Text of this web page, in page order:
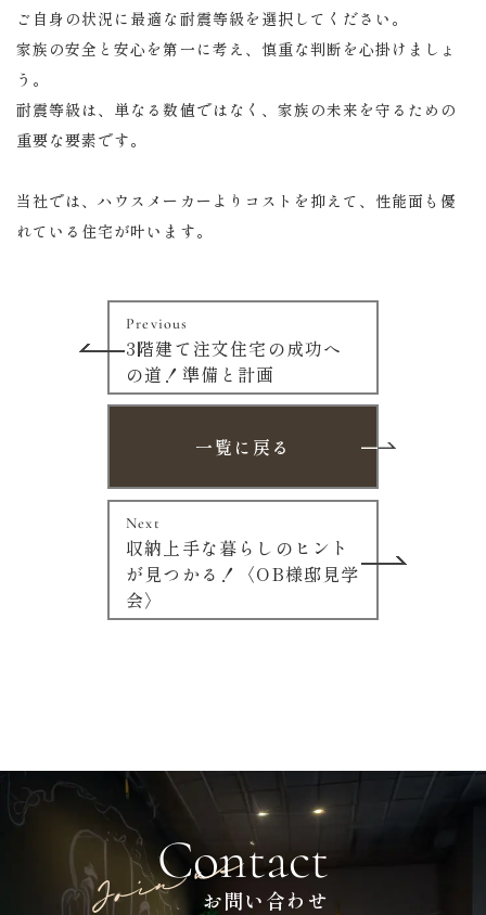
ご自身の状況に最適な耐震等級を選択してください。
家族の安全と安心を第一に考え、慎重な判断を心掛けましょ
う。
耐震等級は、単なる数値ではなく、家族の未来を守るための
重要な要素です。
当社では、ハウスメーカーよりコストを抑えて、性能面も優
れている住宅が叶います。
Previous
3階建て注文住宅の成功へ
の道！準備と計画
一覧に戻る
Next
収納上手な暮らしのヒント
が見つかる！〈OB様邸見学
会〉
Contact
お問い合わせ